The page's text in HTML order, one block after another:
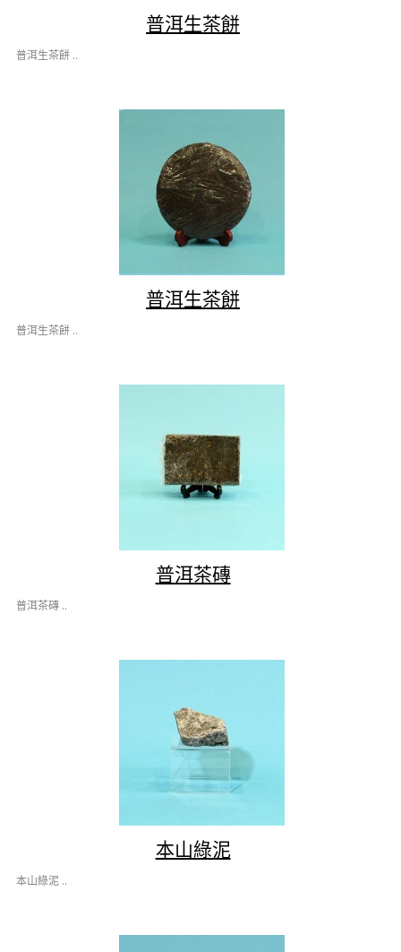
普洱生茶餅
普洱生茶餅 ..
普洱生茶餅
普洱生茶餅 ..
普洱茶磚
普洱茶磚 ..
本山綠泥
本山綠泥 ..